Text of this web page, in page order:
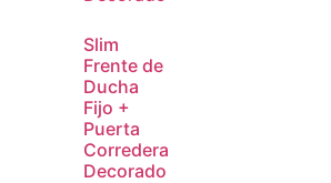
Slim
Frente de
Ducha
Fijo +
Puerta
Corredera
Decorado